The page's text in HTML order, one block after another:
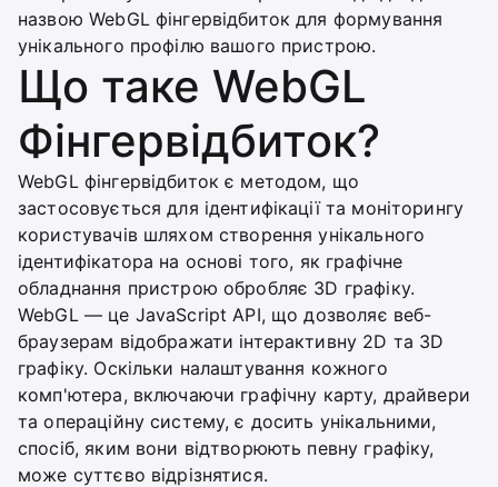
назвою WebGL фінгервідбиток для формування
унікального профілю вашого пристрою.
Що таке WebGL
Фінгервідбиток?
WebGL фінгервідбиток є методом, що
застосовується для ідентифікації та моніторингу
користувачів шляхом створення унікального
ідентифікатора на основі того, як графічне
обладнання пристрою обробляє 3D графіку.
WebGL — це JavaScript API, що дозволяє веб-
браузерам відображати інтерактивну 2D та 3D
графіку. Оскільки налаштування кожного
комп'ютера, включаючи графічну карту, драйвери
та операційну систему, є досить унікальними,
спосіб, яким вони відтворюють певну графіку,
може суттєво відрізнятися.